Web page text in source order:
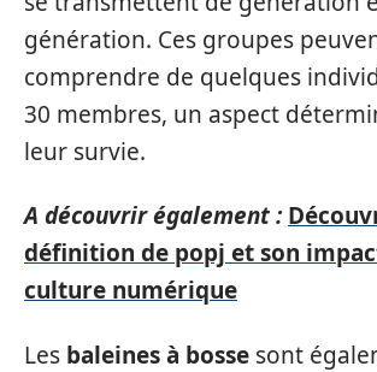
génération. Ces groupes
comprendre de quelques
30 membres, un aspect
leur survie.
A découvrir également :
définition de popj et son
culture numérique
Les baleines à bosse sont